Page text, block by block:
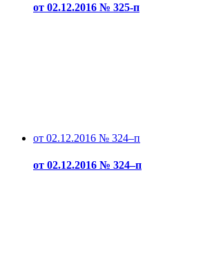
от 02.12.2016 № 325-п
от 02.12.2016 № 324–п
от 02.12.2016 № 324–п